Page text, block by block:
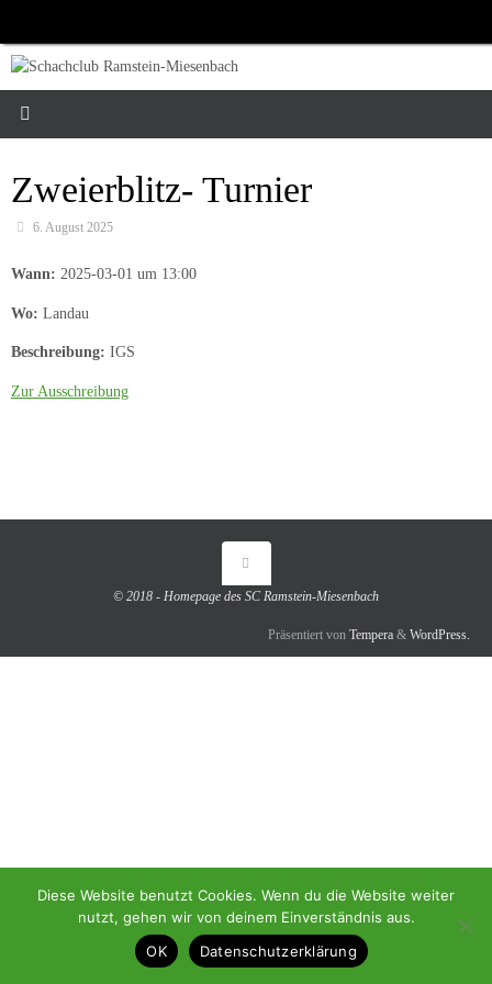
springen
Zweierblitz- Turnier
6. August 2025
Wann: 2025-03-01 um 13:00
Wo: Landau
Beschreibung: IGS
Zur Ausschreibung
© 2018 - Homepage des SC Ramstein-Miesenbach
Präsentiert von Tempera & WordPress.
Diese Website benutzt Cookies. Wenn du die Website weiter
nutzt, gehen wir von deinem Einverständnis aus.
OK
Datenschutzerklärung